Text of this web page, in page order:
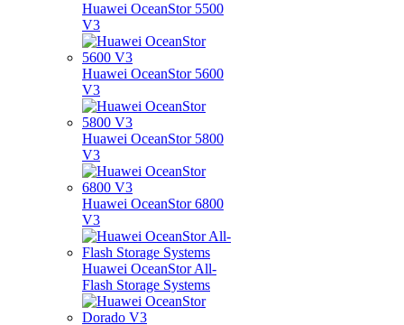
Huawei OceanStor 5500
V3
Huawei OceanStor 5600
V3
Huawei OceanStor 5800
V3
Huawei OceanStor 6800
V3
Huawei OceanStor All-
Flash Storage Systems